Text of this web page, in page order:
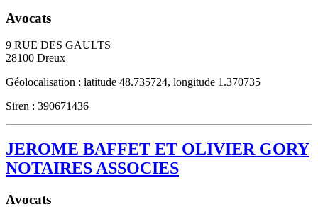
Avocats
9 RUE DES GAULTS
28100 Dreux
Géolocalisation : latitude 48.735724, longitude 1.370735
Siren : 390671436
JEROME BAFFET ET OLIVIER GORY
NOTAIRES ASSOCIES
Avocats